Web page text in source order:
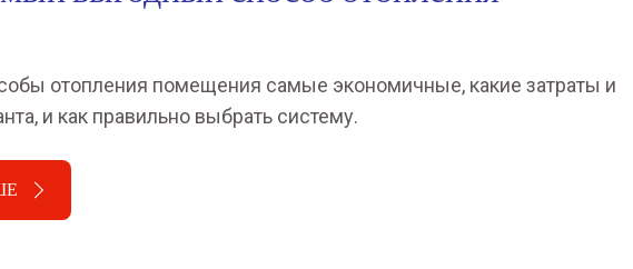
отопления помещения самые экономичные, какие затраты и
и как правильно выбрать систему.